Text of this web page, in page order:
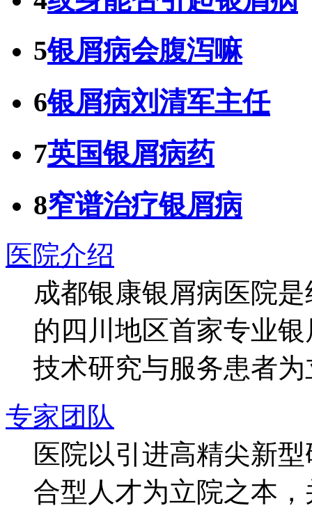
5银屑病会腹泻嘛
6银屑病刘清军主任
7英国银屑病药
8窄谱治疗银屑病
医院介绍
成都银康银屑病医院
的四川地区首家专业
技术研究与服务患者
专家团队
医院以引进高精尖新
合型人才为立院之本